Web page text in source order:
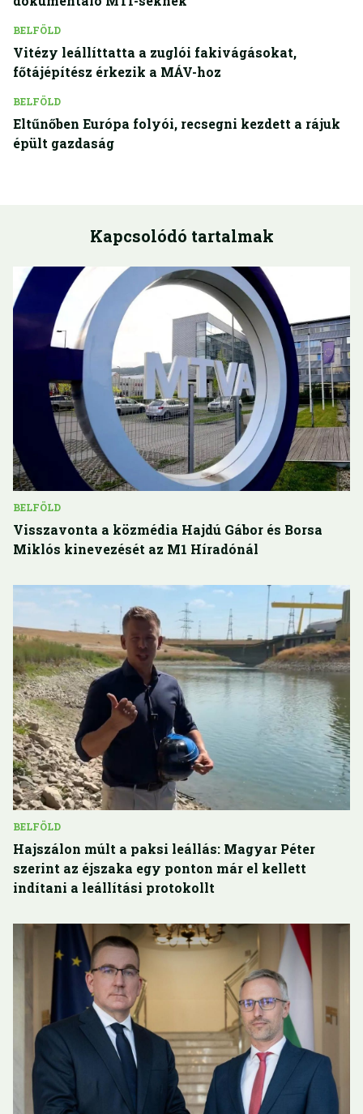
BELFÖLD
Vitézy leállíttatta a zuglói fakivágásokat,
főtájépítész érkezik a MÁV-hoz
BELFÖLD
Eltűnőben Európa folyói, recsegni kezdett a rájuk
épült gazdaság
Kapcsolódó tartalmak
BELFÖLD
Visszavonta a közmédia Hajdú Gábor és Borsa
Miklós kinevezését az M1 Híradónál
BELFÖLD
Hajszálon múlt a paksi leállás: Magyar Péter
szerint az éjszaka egy ponton már el kellett
indítani a leállítási protokollt